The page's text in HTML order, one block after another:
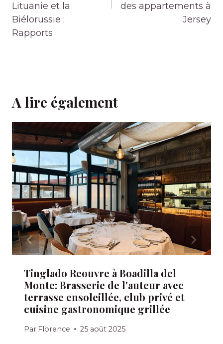
Lituanie et la
Biélorussie :
Rapports
des appartements à
Jersey
A lire également
Tinglado Reouvre à Boadilla del
Monte: Brasserie de l'auteur avec
terrasse ensoleillée, club privé et
cuisine gastronomique grillée
Par Florence 25 août 2025